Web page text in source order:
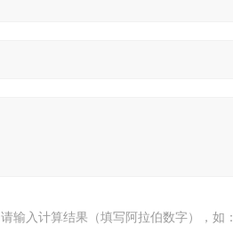
请输入计算结果（填写阿拉伯数字），如